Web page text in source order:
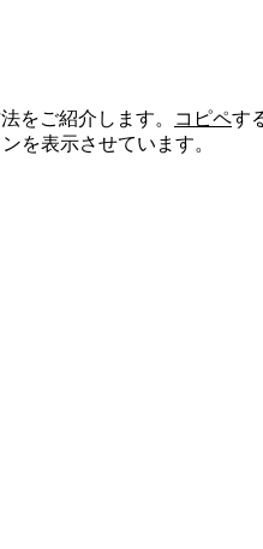
をご紹介します。 コピペす
を表示させています。